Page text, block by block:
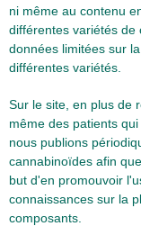
ni même au contenu
différentes variétés de
données limitées sur
différentes variétés.
Sur le site, en plus de
même des patients
nous publions
cannabinoïdes afin
but d'en promouvoir
connaissances sur la
composants.